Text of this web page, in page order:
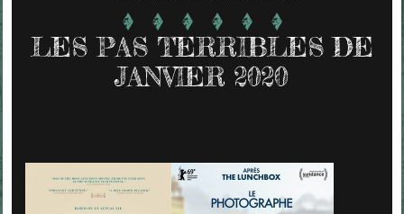
LES PAS TERRIBLES DE
JANVIER 2020